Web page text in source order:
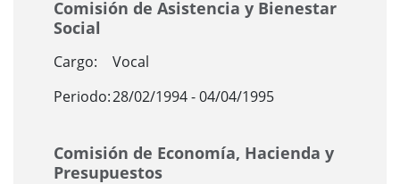
Comisión de Asistencia y Bienestar
Social
Cargo:
Vocal
Periodo:28/02/1994 - 04/04/1995
Comisión de Economía, Hacienda y
Presupuestos